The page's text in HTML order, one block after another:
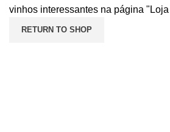
vinhos interessantes na página
RETURN TO SHOP